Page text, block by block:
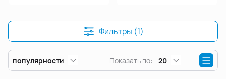
Фильтры (1)
популярности Показать по: 20